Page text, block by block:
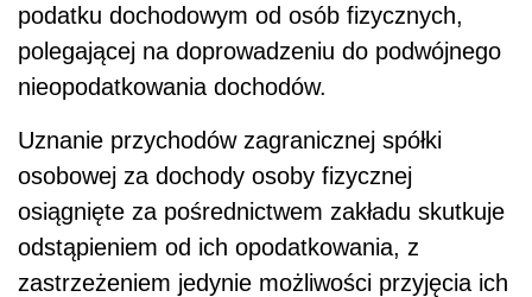
podatku dochodowym od osób fizycznych,
polegającej na doprowadzeniu do podwójnego
nieopodatkowania dochodów.
Uznanie przychodów zagranicznej spółki
osobowej za dochody osoby fizycznej
osiągnięte za pośrednictwem zakładu skutkuje
odstąpieniem od ich opodatkowania, z
zastrzeżeniem jedynie możliwości przyjęcia ich